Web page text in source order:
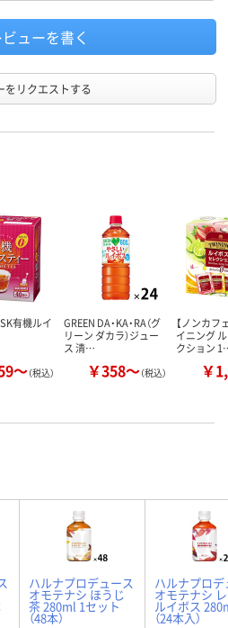
ビューを書く
をリクエストする
有機ルイ
～（税込）
GREEN DA・KA・RA（グ
リーン ダカラ）ジュー
ス 清…
￥358～（税込）
【ノンカフ
イニング
クション
￥
ハルナプロデュース
オモテナシ ほうじ
茶 280ml 1セット
（48本）
ハルナプロ
オモテナシ
ルイボス
（24本入）